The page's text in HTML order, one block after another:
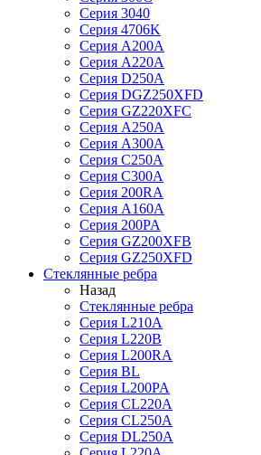
Серия 3040
Серия 4706K
Серия A200A
Серия A220A
Серия D250A
Серия DGZ250XFD
Серия GZ220XFC
Серия А250А
Серия А300А
Серия С250A
Серия С300A
Серия 200RA
Серия А160A
Серия 200PA
Серия GZ200XFB
Серия GZ250XFD
Стеклянные ребра
Назад
Стеклянные ребра
Серия L210А
Серия L220В
Серия L200RA
Серия BL
Серия L200PA
Серия CL220A
Серия CL250A
Серия DL250A